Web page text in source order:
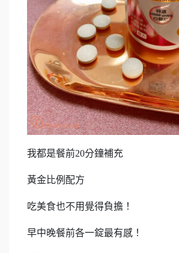
我都是餐前20分鐘補充
黃金比例配方
吃美食也不用覺得負擔！
早中晚餐前各一錠最有感！